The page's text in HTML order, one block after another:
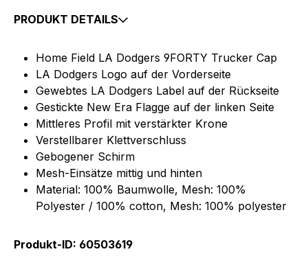
PRODUKT DETAILS
Home Field LA Dodgers 9FORTY Trucker Cap
LA Dodgers Logo auf der Vorderseite
Gewebtes LA Dodgers Label auf der Rückseite
Gestickte New Era Flagge auf der linken Seite
Mittleres Profil mit verstärkter Krone
Verstellbarer Klettverschluss
Gebogener Schirm
Mesh-Einsätze mittig und hinten
Material: 100% Baumwolle, Mesh: 100%
Polyester / 100% cotton, Mesh: 100% polyester
Produkt-ID: 60503619